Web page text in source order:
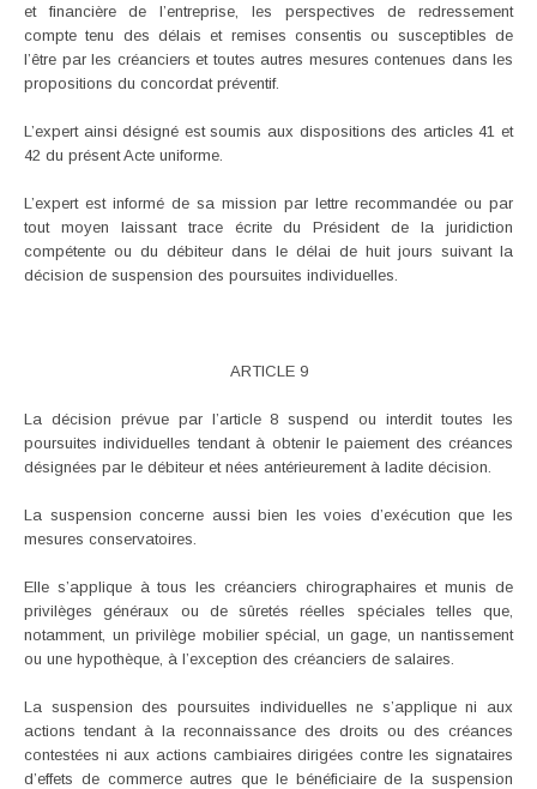
et financière de l’entreprise, les perspectives de redressement
compte tenu des délais et remises consentis ou susceptibles de
l’être par les créanciers et toutes autres mesures contenues dans les
propositions du concordat préventif.
L’expert ainsi désigné est soumis aux dispositions des articles 41 et
42 du présent Acte uniforme.
L’expert est informé de sa mission par lettre recommandée ou par
tout moyen laissant trace écrite du Président de la juridiction
compétente ou du débiteur dans le délai de huit jours suivant la
décision de suspension des poursuites individuelles.
ARTICLE 9
La décision prévue par l’article 8 suspend ou interdit toutes les
poursuites individuelles tendant à obtenir le paiement des créances
désignées par le débiteur et nées antérieurement à ladite décision.
La suspension concerne aussi bien les voies d’exécution que les
mesures conservatoires.
Elle s’applique à tous les créanciers chirographaires et munis de
privilèges généraux ou de sûretés réelles spéciales telles que,
notamment, un privilège mobilier spécial, un gage, un nantissement
ou une hypothèque, à l’exception des créanciers de salaires.
La suspension des poursuites individuelles ne s’applique ni aux
actions tendant à la reconnaissance des droits ou des créances
contestées ni aux actions cambiaires dirigées contre les signataires
d’effets de commerce autres que le bénéficiaire de la suspension